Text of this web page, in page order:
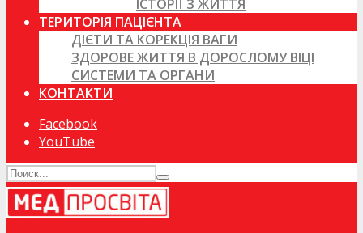
ІСТОРІЇ З ЖИТТЯ
ТЕРИТОРІЯ ПАЦІЄНТА
ДІЄТИ ТА КОРЕКЦІЯ ВАГИ
ЗДОРОВЕ ЖИТТЯ В ДОРОСЛОМУ ВІЦІ
СИСТЕМИ ТА ОРГАНИ
КОНТАКТИ
Facebook
YouTube